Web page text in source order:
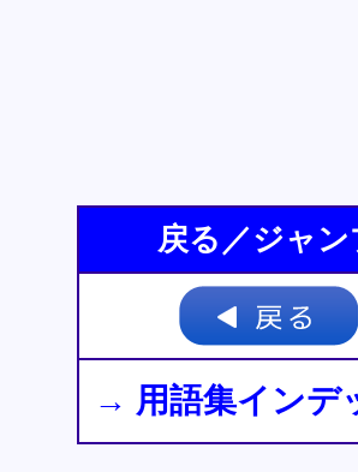
戻る／ジャン
→ 用語集インデ